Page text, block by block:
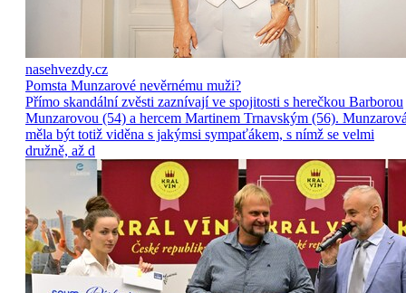
nasehvezdy.cz
Pomsta Munzarové nevěrnému muži?
Přímo skandální zvěsti zaznívají ve spojitosti s herečkou Barborou
Munzarovou (54) a hercem Martinem Trnavským (56).
měla být totiž viděna s jakýmsi sympaťákem, s nímž se velmi
družně, až d